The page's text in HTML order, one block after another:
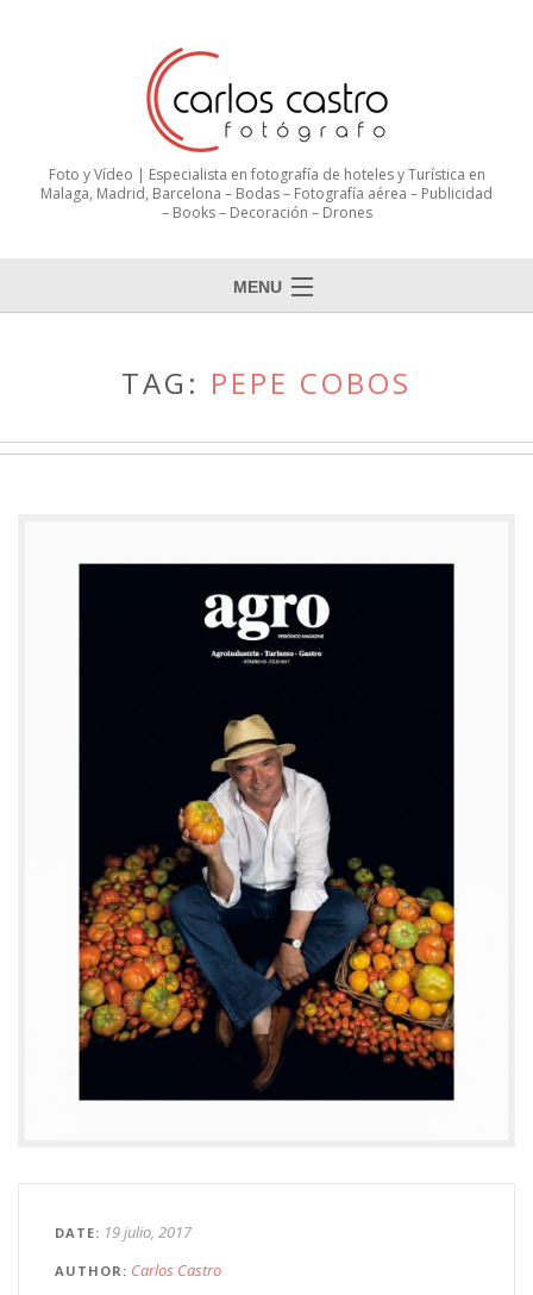
Foto y Vídeo | Especialista en fotografía de hoteles y Turística en
Malaga, Madrid, Barcelona – Bodas – Fotografía aérea – Publicidad
– Books – Decoración – Drones
MENU
TAG: PEPE COBOS
DATE 19 julio, 2017
AUTHOR Carlos Castro